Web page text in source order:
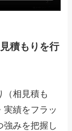
積もりを行
（相見積も
実績をフラッ
強みを把握し